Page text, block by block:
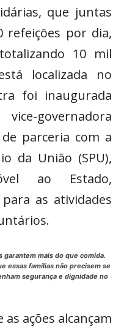
que juntas
refeições por dia,
10 mil
localizada no
foi inaugurada
governadora
parceria com a
da União (SPU),
ao Estado,
as atividades
garantem mais do que comida.
essas famílias não precisem se
segurança e dignidade no
as ações alcançam